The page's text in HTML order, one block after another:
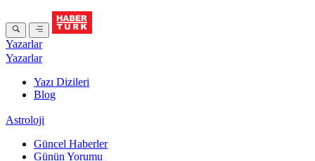
Yazarlar
Yazarlar
Yazı Dizileri
Blog
Astroloji
Güncel Haberler
Günün Yorumu